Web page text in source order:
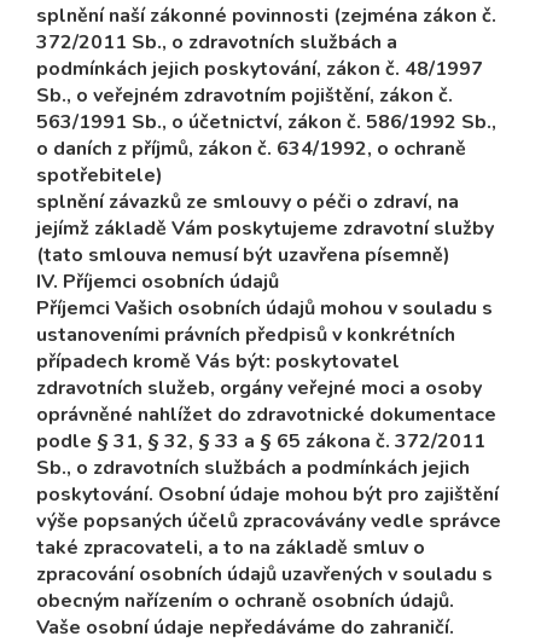
splnění naší zákonné povinnosti (zejména zákon č.
372/2011 Sb., o zdravotních službách a
podmínkách jejich poskytování, zákon č. 48/1997
Sb., o veřejném zdravotním pojištění, zákon č.
563/1991 Sb., o účetnictví, zákon č. 586/1992 Sb.,
o daních z příjmů, zákon č. 634/1992, o ochraně
spotřebitele)
splnění závazků ze smlouvy o péči o zdraví, na
jejímž základě Vám poskytujeme zdravotní služby
(tato smlouva nemusí být uzavřena písemně)
IV. Příjemci osobních údajů
Příjemci Vašich osobních údajů mohou v souladu s
ustanoveními právních předpisů v konkrétních
případech kromě Vás být: poskytovatel
zdravotních služeb, orgány veřejné moci a osoby
oprávněné nahlížet do zdravotnické dokumentace
podle § 31, § 32, § 33 a § 65 zákona č. 372/2011
Sb., o zdravotních službách a podmínkách jejich
poskytování. Osobní údaje mohou být pro zajištění
výše popsaných účelů zpracovávány vedle správce
také zpracovateli, a to na základě smluv o
zpracování osobních údajů uzavřených v souladu s
obecným nařízením o ochraně osobních údajů.
Vaše osobní údaje nepředáváme do zahraničí.